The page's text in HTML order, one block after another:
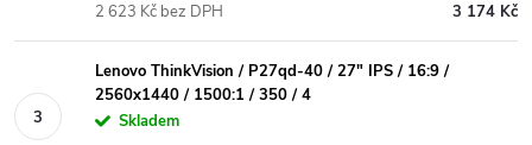
3 174 Kč
2 623 Kč bez DPH
Lenovo ThinkVision / P27qd-40 / 27" IPS / 16:9 /
2560x1440 / 1500:1 / 350 / 4
Skladem